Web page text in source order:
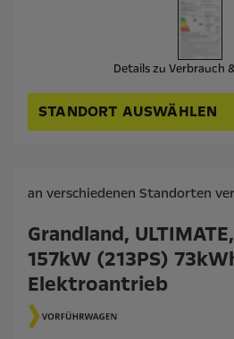
Details zu Verbrauch
STANDORT AUSWÄHLEN
Grandland,
157kW (213PS)
Elektroantrieb
an verschiedenen Standorten